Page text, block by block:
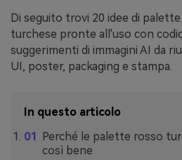
Di seguito trovi 20 idee di
turchese pronte all'uso con
suggerimenti di immagini AI da
UI, poster, packaging e stampa.
In questo articolo
Perché le palette rosso
così bene